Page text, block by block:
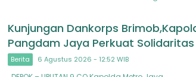
Kunjungan Dankorps
Pangdam Jaya Perkuat Solidaritas
Berita 6 Agustus 2026 - 12:52 WIB